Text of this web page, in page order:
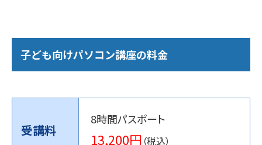
子ども向けパソコン講座の料金
受講料
8時間パスポート
13,200円 （税込）